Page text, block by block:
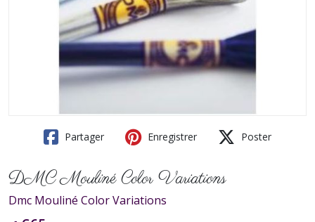
Partager Enregistrer Poster
DMC Mouliné Color Variations
Dmc Mouliné Color Variations